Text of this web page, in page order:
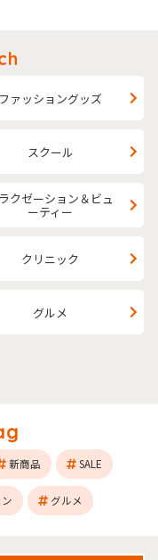
ファッショングッズ
スクール
クゼーション＆ビュ
ーティー
クリニック
グルメ
新商品 SALE
グルメ